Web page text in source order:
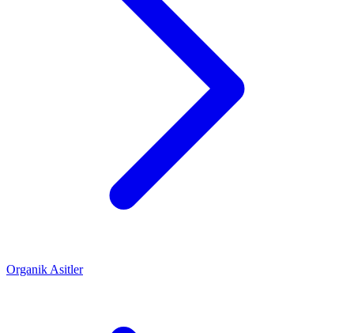
Organik Asitler